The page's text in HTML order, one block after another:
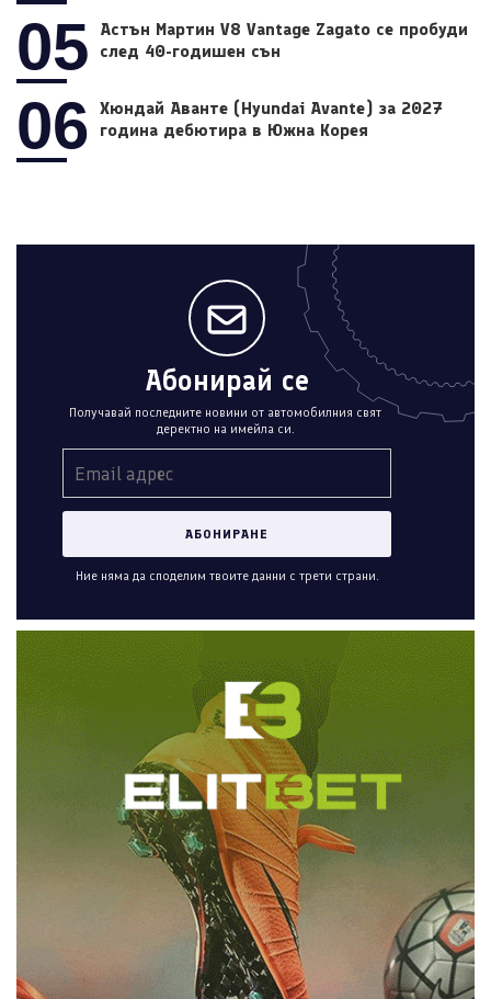
05
Астън Мартин V8 Vantage Zagato се пробуди
след 40-годишен сън
06
Хюндай Аванте (Hyundai Avante) за 2027
година дебютира в Южна Корея
Абонирай се
Получавай последните новини от автомобилния свят
деректно на имейла си.
Ние няма да споделим твоите данни с трети страни.